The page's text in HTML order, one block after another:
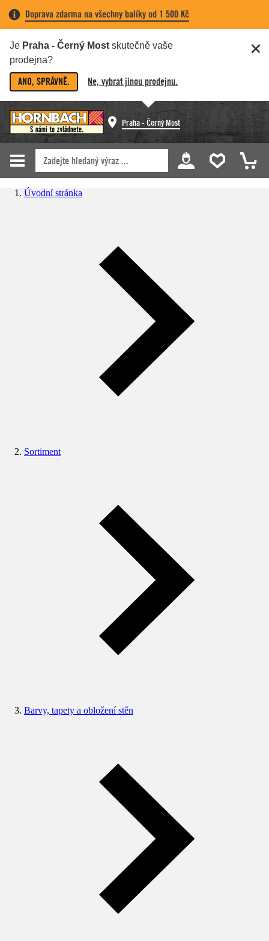
Doprava zdarma na všechny balíky od 1 500 Kč
Je Praha - Černý Most skutečně vaše
prodejna?
ANO, SPRÁVNĚ. Ne, vybrat jinou prodejnu.
Praha - Černý Most
Úvodní stránka
Sortiment
Barvy, tapety a obložení stěn